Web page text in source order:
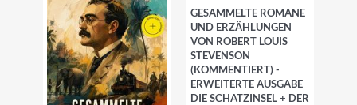
GESAMMELTE ROMANE
UND ERZÄHLUNGEN
VON ROBERT LOUIS
STEVENSON
(KOMMENTIERT) -
ERWEITERTE AUSGABE
DIE SCHATZINSEL + DER